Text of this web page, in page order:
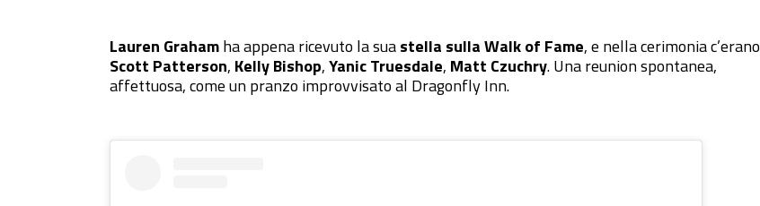
Lauren Grahamha appena ricevuto la suastella sulla Walk of Fame, e nella cerimonia c’erano
Scott Patterson, Kelly Bishop,Yanic Truesdale, Matt Czuchry. Una reunion spontanea,
affettuosa, come un pranzo improvvisato al Dragonfly Inn.